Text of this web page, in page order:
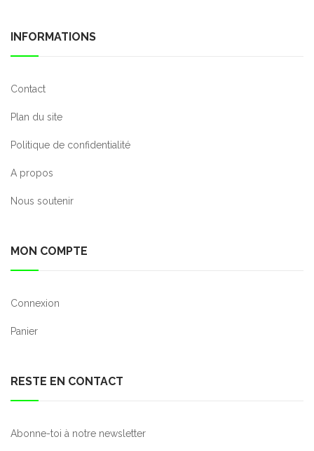
INFORMATIONS
Contact
Plan du site
Politique de confidentialité
A propos
Nous soutenir
MON COMPTE
Connexion
Panier
RESTE EN CONTACT
Abonne-toi à notre newsletter